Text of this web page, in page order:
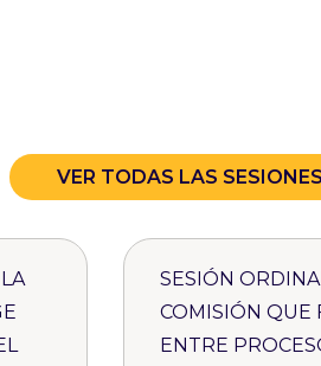
VER TODAS LAS SESIONES
SESIÓN
COMISIÓN QUE
ENTRE